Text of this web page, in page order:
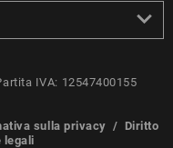
IVA: 12547400155
sulla privacy / Diritto
legali